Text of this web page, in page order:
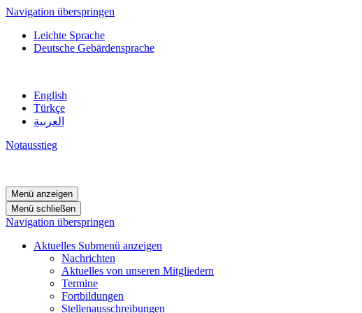
Navigation überspringen
Leichte Sprache
Deutsche Gebärdensprache
English
Türkçe
العربية
Notausstieg
Menü anzeigen
Menü schließen
Navigation überspringen
Aktuelles Submenü anzeigen
Nachrichten
Aktuelles von unseren Mitgliedern
Termine
Fortbildungen
Stellenausschreibungen